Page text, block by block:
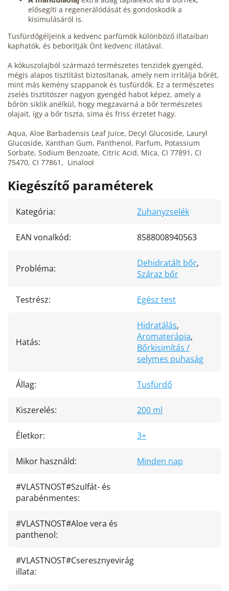
elősegíti a regenerálódását és gondoskodik a
kisimulásáról is.
Tusfürdőgéljeink a kedvenc parfümök különböző illataiban
kaphatók, és beborítják Önt kedvenc illatával.
A kókuszolajból származó természetes tenzidek gyengéd,
mégis alapos tisztítást biztosítanak, amely nem irritálja bőrét,
mint más kemény szappanok és tusfürdők. Ez a természetes
zselés tisztítószer nagyon gyengéd habot képez, amely a
bőrön siklik anélkül, hogy megzavarná a bőr természetes
olajait, így a bőr tiszta, sima és friss érzetet hagy.
Aqua, Aloe Barbadensis Leaf Juice, Decyl Glucoside, Lauryl
Glucoside, Xanthan Gum, Panthenol, Parfum, Potassium
Sorbate, Sodium Benzoate, Citric Acid, Mica, CI 77891, CI
75470, CI 77861, Linalool
Kiegészítő paraméterek
Kategória: Zuhanyzselék
EAN vonalkód: 8588008940563
Probléma: Dehidratált bőr,
Száraz bőr
Testrész: Egész test
Hatás:
Hidratálás,
Aromaterápia,
Bőrkisimítás /
selymes puhaság
Állag: Tusfürdő
Kiszerelés: 200 ml
Életkor: 3+
Mikor használd: Minden nap
#VLASTNOST#Szulfát- és
parabénmentes:
#VLASTNOST#Aloe vera és
panthenol:
#VLASTNOST#Cseresznyevirág
illata: